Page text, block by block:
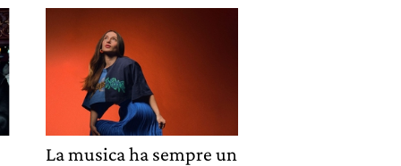
La musica ha sempre un